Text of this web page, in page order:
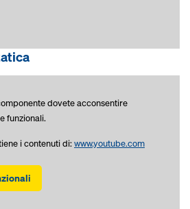
dovete acconsentire
funzionali.
i contenuti di:www.youtube.com